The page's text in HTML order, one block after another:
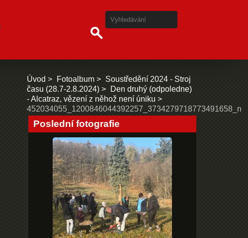
Úvod Fotoalbum
Soustředění 2024 - Stroj
času (28.7-2.8.2024)
Den druhý (odpoledne)
- Alcatraz, vězení z něhož není úniku
452034055_1200846044392257_3734279718773491658_n
Poslední fotografie